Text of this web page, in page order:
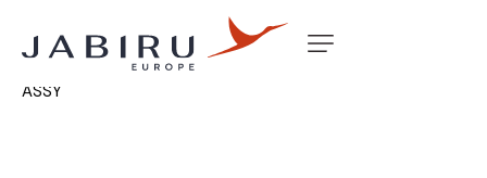
Accueil Non classé
ASSY